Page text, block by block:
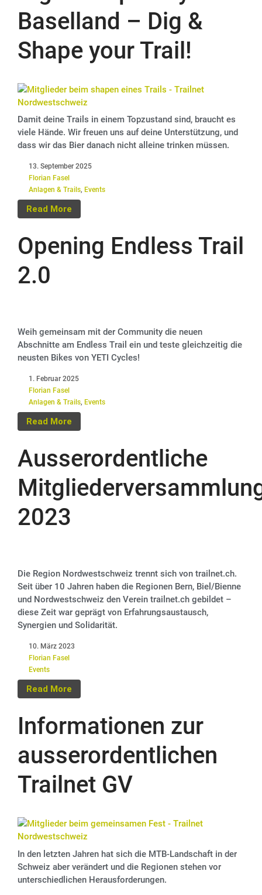
Baselland – Dig &
Shape your Trail!
Damit deine Trails in einem Topzustand sind, braucht es
viele Hände. Wir freuen uns auf deine Unterstützung, und
dass wir das Bier danach nicht alleine trinken müssen.
13. September 2025
Florian Fasel
Anlagen & Trails, Events
Read More
Opening Endless Trail
2.0
Weih gemeinsam mit der Community die neuen
Abschnitte am Endless Trail ein und teste gleichzeitig die
neusten Bikes von YETI Cycles!
1. Februar 2025
Florian Fasel
Anlagen & Trails, Events
Read More
Ausserordentliche
2023
Die Region Nordwestschweiz trennt sich von trailnet.ch.
Seit über 10 Jahren haben die Regionen Bern, Biel/Bienne
und Nordwestschweiz den Verein trailnet.ch gebildet –
diese Zeit war geprägt von Erfahrungsaustausch,
Synergien und Solidarität.
10. März 2023
Florian Fasel
Events
Read More
Informationen zur
ausserordentlichen
Trailnet GV
In den letzten Jahren hat sich die MTB-Landschaft in der
Schweiz aber verändert und die Regionen stehen vor
unterschiedlichen Herausforderungen.